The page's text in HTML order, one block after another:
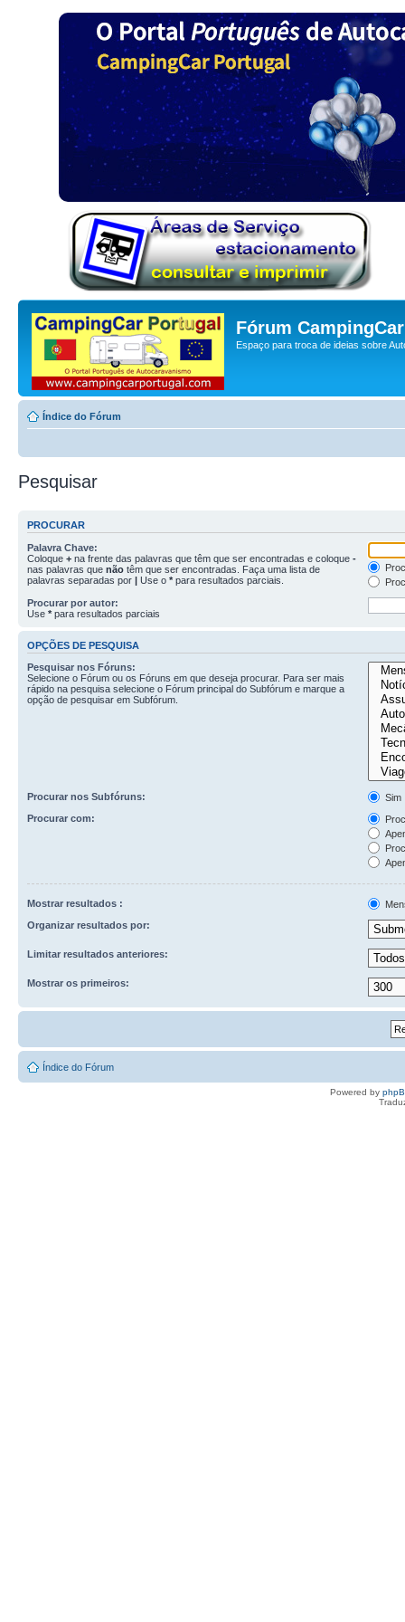
Fórum
Espaço para troca de ideias sobre
Índice do Fórum
Pesquisar
PROCURAR
Palavra Chave:
Coloque + na frente das palavras que têm que ser encontradas e coloque -
nas palavras que não têm que ser encontradas. Faça uma lista de
palavras separadas por | Use o * para resultados parciais.
Procurar por autor:
Use * para resultados parciais
OPÇÕES DE PESQUISA
Pesquisar nos Fóruns:
Selecione o Fórum ou os Fóruns em que deseja procurar. Para ser mais
rápido na pesquisa selecione o Fórum principal do Subfórum e marque a
opção de pesquisar em Subfórum.
Procurar nos Subfóruns:
Sim
Procurar com:
Mostrar resultados :
Organizar resultados por:
Limitar resultados anteriores:
Mostrar os primeiros:
Índice do Fórum
Powered by